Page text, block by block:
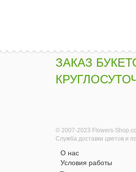
ЗАКАЗ
© 2007-2023 Flowers-
Служба доставки цветов и
О нас
Условия работы